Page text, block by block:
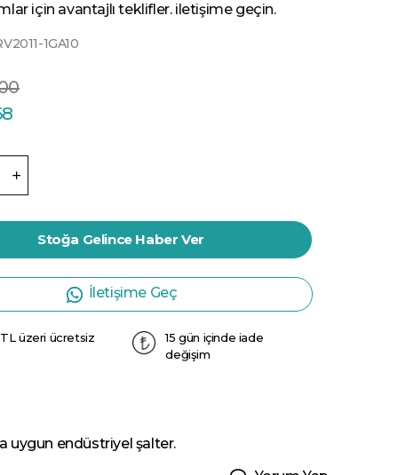
için avantajlı teklifler. iletişime geçin.
1GA10
Stoğa Gelince Haber Ver
İletişime Geç
üzeri ücretsiz
15 gün içinde iade
değişim
uygun endüstriyel şalter.